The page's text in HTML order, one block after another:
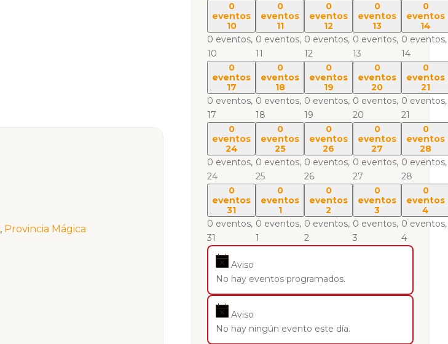
, Provincia Mágica
0
eventos
10
0 eventos,
10
0
eventos
11
0 eventos,
11
0
eventos
12
0 eventos,
12
0
eventos
13
0 eventos,
13
0
eventos
14
0 eventos,
14
0
eventos
17
0 eventos,
17
0
eventos
18
0 eventos,
18
0
eventos
19
0 eventos,
19
0
eventos
20
0 eventos,
20
0
eventos
21
0 eventos,
21
0
eventos
24
0 eventos,
24
0
eventos
25
0 eventos,
25
0
eventos
26
0 eventos,
26
0
eventos
27
0 eventos,
27
0
eventos
28
0 eventos,
28
0
eventos
31
0 eventos,
31
0
eventos
1
0 eventos,
1
0
eventos
2
0 eventos,
2
0
eventos
3
0 eventos,
3
0
eventos
4
0 eventos,
4
Aviso
No hay eventos programados.
Aviso
No hay ningún evento este día.